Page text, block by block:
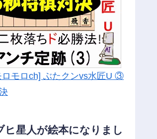
ロモロch] ぶたクンvs水匠U ③
ヒ星人が絵本になりまし